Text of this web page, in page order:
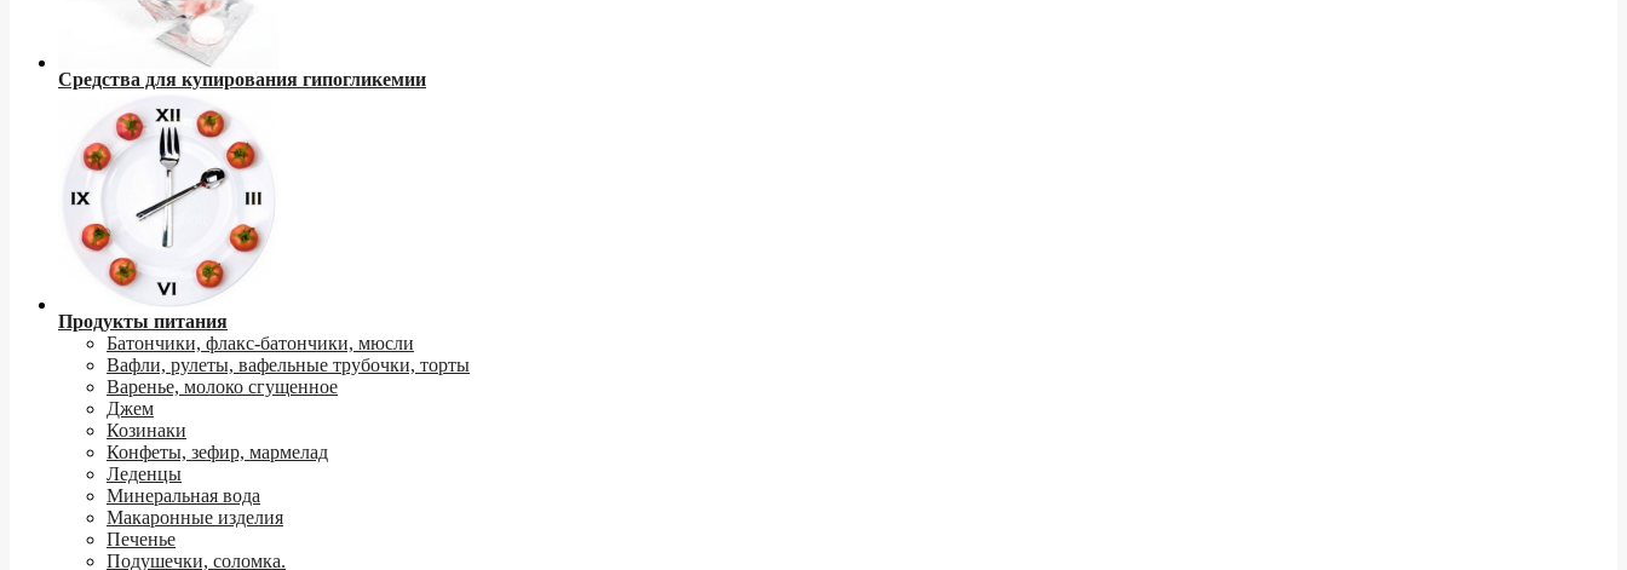
Средства для купирования гипогликемии
Продукты питания
Батончики, флакс-батончики, мюсли
Вафли, рулеты, вафельные трубочки, торты
Варенье, молоко сгущенное
Джем
Козинаки
Конфеты, зефир, мармелад
Леденцы
Минеральная вода
Макаронные изделия
Печенье
Подушечки, соломка.